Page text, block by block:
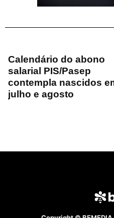
Calendário do abono
salarial PIS/Pasep
contempla nascidos
julho e agosto